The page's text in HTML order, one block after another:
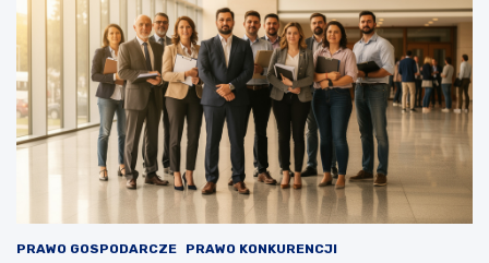
PRAWO GOSPODARCZE PRAWO KONKURENCJI